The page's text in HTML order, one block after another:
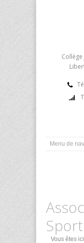
Collège
Vous êtes